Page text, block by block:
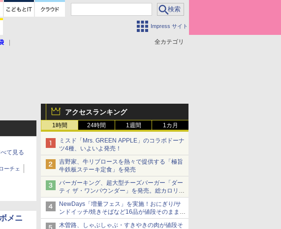
Impress サイト
全カテゴリ
アクセスランキング
1時間 24時間 1週間 1カ月
ミスド「Mrs. GREEN APPLE」のコラボドーナ
ツ4種、いよいよ発売！
吉野家、牛リブロースを熱々で提供する「極旨
牛鉄板ステーキ定食」を発売
バーガーキング、超大型チーズバーガー「ダー
ティ ザ・ワンパウンダー」を発売。総カロリー
約1656kcal、総重量約527g！
NewDays「増量フェス」を実施！おにぎり/サ
ンドイッチ/焼きそばなど16品が値段そのままで
ボリュームアップ
木曽路、しゃぶしゃぶ・すきやきの肉が値段そ
て見る
ーチェ
メニ